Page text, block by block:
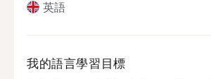
英語
我的語言學習目標